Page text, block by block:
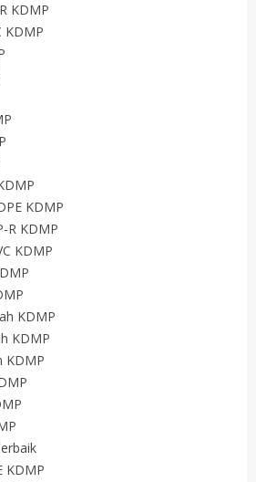
KDMP
KDMP
KDMP
R KDMP
KDMP
KDMP
KDMP
KDMP
KDMP